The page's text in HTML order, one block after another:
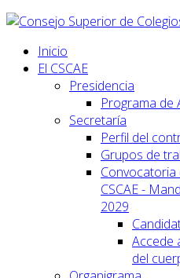
Inicio
El CSCAE
Presidencia
Programa de
Secretaría
Perfil del
Grupos de
Convocatoria
CSCAE -
2029
Accede
del